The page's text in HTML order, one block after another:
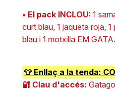
• El pack INCLOU: 1
curt blau, 1 jaqueta roja,
blau i 1 motxilla EM GATA.
👕 Enllaç a la tenda:
🔐 Clau d'accés: